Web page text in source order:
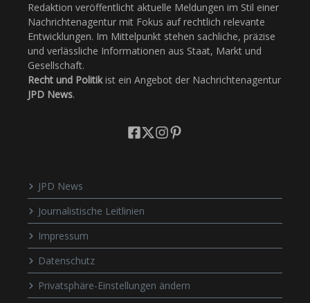
Redaktion veröffentlicht aktuelle Meldungen im Stil einer
Nachrichtenagentur mit Fokus auf rechtlich relevante
Entwicklungen. Im Mittelpunkt stehen sachliche, präzise
und verlässliche Informationen aus Staat, Markt und
Gesellschaft.
Recht und Politikist ein Angebot der Nachrichtenagentur
JPD News.
JPD News
Journalistische Leitlinien
Impressum
Datenschutz
Privatsphäre-Einstellungen ändern